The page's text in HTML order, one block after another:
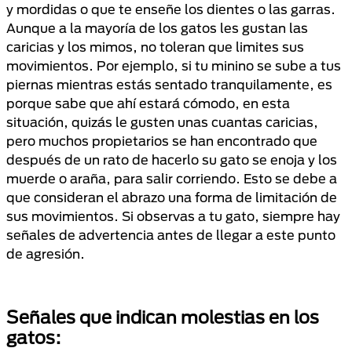
y mordidas o que te enseñe los dientes o las garras.
Aunque a la mayoría de los gatos les gustan las
caricias y los mimos, no toleran que limites sus
movimientos. Por ejemplo, si tu minino se sube a tus
piernas mientras estás sentado tranquilamente, es
porque sabe que ahí estará cómodo, en esta
situación, quizás le gusten unas cuantas caricias,
pero muchos propietarios se han encontrado que
después de un rato de hacerlo su gato se enoja y los
muerde o araña, para salir corriendo. Esto se debe a
que consideran el abrazo una forma de limitación de
sus movimientos. Si observas a tu gato, siempre hay
señales de advertencia antes de llegar a este punto
de agresión.
Señales que indican molestias en los
gatos: